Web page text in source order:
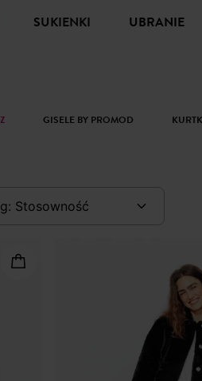
SUKIENKI UBRANIE
GISELE BY PROMOD
stosowność